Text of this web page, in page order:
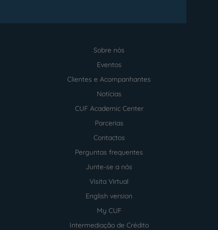
Sobre nós
Eventos
Clientes e Acompanhantes
Notícias
CUF Academic Center
Parcerias
Contactos
Perguntas frequentes
Junte-se a nós
Visita Virtual
English version
My CUF
Intermediação de Crédito